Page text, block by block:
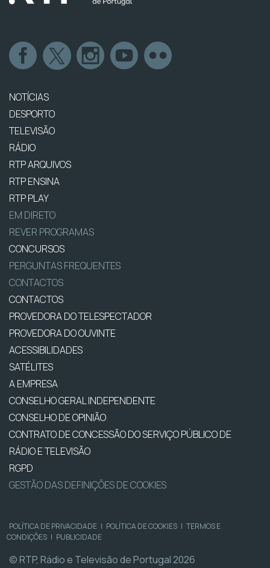
NOTÍCIAS
DESPORTO
TELEVISÃO
RÁDIO
RTP ARQUIVOS
RTP ENSINA
RTP PLAY
EM DIRETO
REVER PROGRAMAS
CONCURSOS
PERGUNTAS FREQUENTES
CONTACTOS
CONTACTOS
PROVEDORA DO TELESPECTADOR
PROVEDORA DO OUVINTE
ACESSIBILIDADES
SATÉLITES
A EMPRESA
CONSELHO GERAL INDEPENDENTE
CONSELHO DE OPINIÃO
CONTRATO DE CONCESSÃO DO SERVIÇO PÚBLICO DE
RÁDIO E TELEVISÃO
RGPD
GESTÃO DAS DEFINIÇÕES DE COOKIES
POLÍTICA DE PRIVACIDADE | POLÍTICA DE COOKIES | TERMOS E
CONDIÇÕES | PUBLICIDADE
© RTP, Rádio e Televisão de Portugal 2026